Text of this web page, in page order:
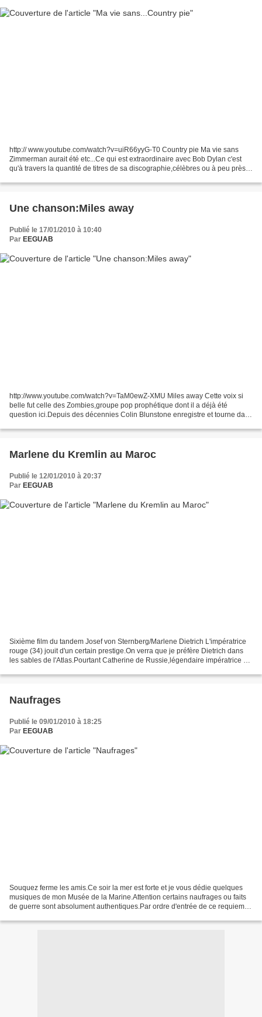
http:// www.youtube.com/watch?v=uiR66yyG-T0 Country pie Ma vie sans
Zimmerman aurait été etc...Ce qui est extraordinaire avec Bob Dylan c'est
qu'à travers la quantité de titres de sa discographie,célèbres ou à peu près
Une chanson:Miles away
Publié le 17/01/2010 à 10:40
Par EEGUAB
http://www.youtube.com/watch?v=TaM0ewZ-XMU Miles away Cette voix si
belle fut celle des Zombies,groupe pop prophétique dont il a déjà été
question ici.Depuis des décennies Colin Blunstone enregistre et tourne dans
Marlene du Kremlin au Maroc
Publié le 12/01/2010 à 20:37
Par EEGUAB
Sixième film du tandem Josef von Sternberg/Marlene Dietrich L'impératrice
rouge (34) jouit d'un certain prestige.On verra que je préfère Dietrich dans
les sables de l'Atlas.Pourtant Catherine de Russie,légendaire impératrice est
Naufrages
Publié le 09/01/2010 à 18:25
Par EEGUAB
Souquez ferme les amis.Ce soir la mer est forte et je vous dédie quelques
musiques de mon Musée de la Marine.Attention certains naufrages ou faits
de guerre sont absolument authentiques.Par ordre d'entrée de ce requiem: